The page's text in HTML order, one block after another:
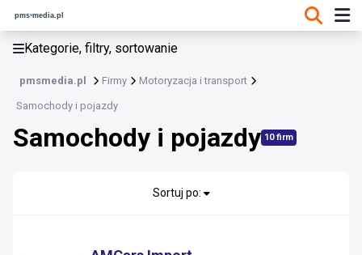
Kategorie, filtry, sortowanie
pmsmedia.pl Firmy Motoryzacja i transport
Samochody i pojazdy
Samochody i pojazdy 10 firm
Motoryzacja i transport
Samochody i pojazdy
Transport, spedycja i logistyka
Sortuj po: